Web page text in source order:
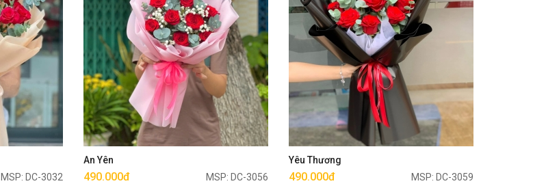
MSP: DC-3032
An Yên
490.000đ MSP: DC-3056
Mua ngay
Yêu Thương
490.000đ MSP: DC-3059
Mua ngay